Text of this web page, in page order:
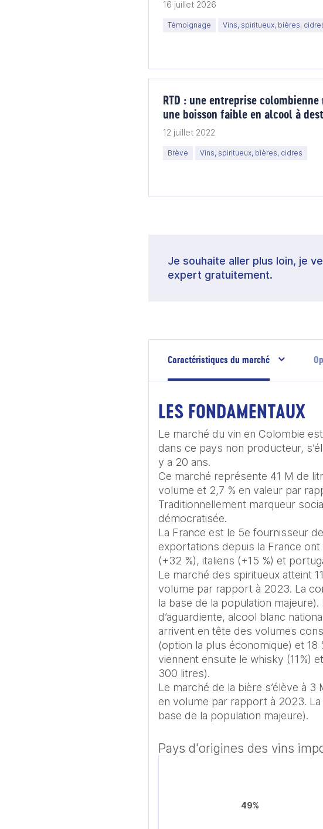
16 juillet 2026
Témoignage Vins, spiritueux, bières,
RTD : une entreprise colombienne
une boisson faible en alcool à
jeunes
12 juillet 2022
Brève Vins, spiritueux, bières, cidres
Je souhaite aller plus loin, je
expert gratuitement.
Caractéristiques du marché
LES FONDAMENTAUX
Le marché du vin en Colombie
dans ce pays non producteur,
y a 20 ans.
Ce marché représente 41 M de
volume et 2,7 % en valeur par
Traditionnellement marqueur
démocratisée.
La France est le 5e fournisseur
exportations depuis la France
(+32 %), italiens (+15 %) et
Le marché des spiritueux atteint
volume par rapport à 2023. La
la base de la population
d’aguardiente, alcool blanc
arrivent en tête des volumes
(option la plus économique) et
viennent ensuite le whisky (11%)
300 litres).
Le marché de la bière s’élève à
en volume par rapport à 2023.
base de la population majeure).
Pays d'origines des vins
49%